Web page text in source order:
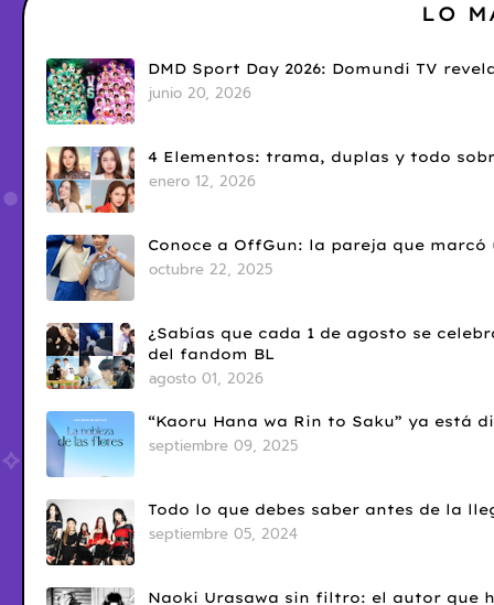
LO
DMD Sport Day 2026: Domundi TV
junio 20, 2026
4 Elementos: trama, duplas y todo
enero 12, 2026
Conoce a OffGun: la pareja que
octubre 22, 2025
¿Sabías que cada 1 de agosto se
del fandom BL
agosto 01, 2026
“Kaoru Hana wa Rin to Saku” ya está
septiembre 09, 2025
Todo lo que debes saber antes de la
septiembre 05, 2024
Naoki Urasawa sin filtro: el autor que